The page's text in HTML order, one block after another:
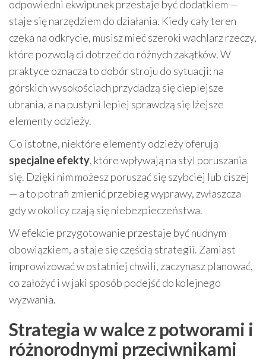
odpowiedni ekwipunek przestaje być dodatkiem —
staje się narzędziem do działania. Kiedy cały teren
czeka na odkrycie, musisz mieć szeroki wachlarz rzeczy,
które pozwolą ci dotrzeć do różnych zakątków. W
praktyce oznacza to dobór stroju do sytuacji: na
górskich wysokościach przydadzą się cieplejsze
ubrania, a na pustyni lepiej sprawdzą się lżejsze
elementy odzieży.
Co istotne, niektóre elementy odzieży oferują
specjalne efekty, które wpływają na styl poruszania
się. Dzięki nim możesz poruszać się szybciej lub ciszej
— a to potrafi zmienić przebieg wyprawy, zwłaszcza
gdy w okolicy czają się niebezpieczeństwa.
W efekcie przygotowanie przestaje być nudnym
obowiązkiem, a staje się częścią strategii. Zamiast
improwizować w ostatniej chwili, zaczynasz planować,
co założyć i w jaki sposób podejść do kolejnego
wyzwania.
Strategia w walce z potworami i
różnorodnymi przeciwnikami